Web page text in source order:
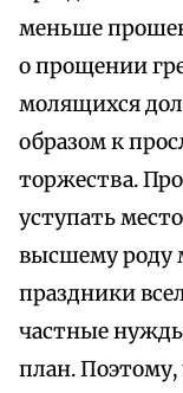
меньше
о прощении
молящихся
образом к
торжества.
уступать
высшему роду
праздники
частные
план.